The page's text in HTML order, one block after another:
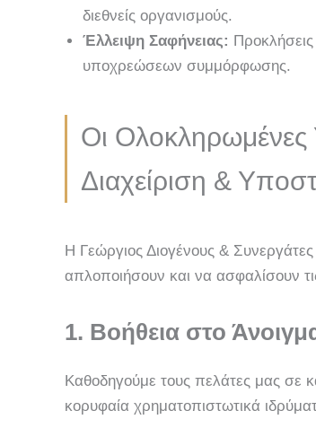
διεθνείς οργανισμούς.
Έλλειψη Σαφήνειας:
υποχρεώσεων συμμόρφωσης.
Οι Ολοκληρωμένες
Διαχείριση &
Η Γεώργιος Διογένους &
απλοποιήσουν και να ασφαλίσουν
1. Βοήθεια στο
Καθοδηγούμε τους πελάτες μας σε
κορυφαία χρηματοπιστωτικά